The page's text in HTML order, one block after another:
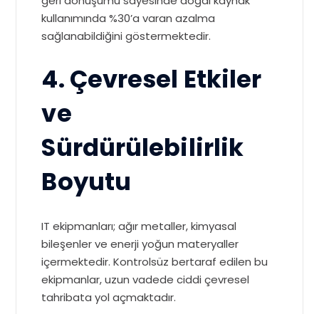
kullanımında %30’a varan azalma
sağlanabildiğini göstermektedir.
4. Çevresel Etkiler
ve
Sürdürülebilirlik
Boyutu
IT ekipmanları; ağır metaller, kimyasal
bileşenler ve enerji yoğun materyaller
içermektedir. Kontrolsüz bertaraf edilen bu
ekipmanlar, uzun vadede ciddi çevresel
tahribata yol açmaktadır.